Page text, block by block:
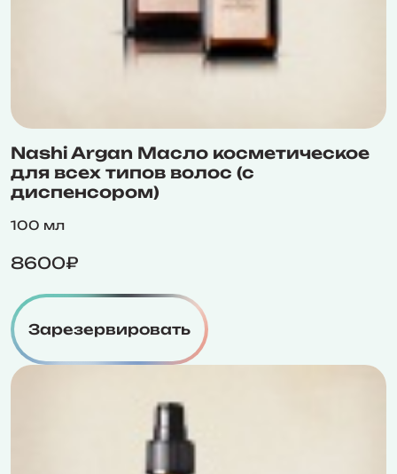
Nashi Argan Масло косметическое
для всех типов волос (с
диспенсором)
100 мл
8600₽
Зарезервировать